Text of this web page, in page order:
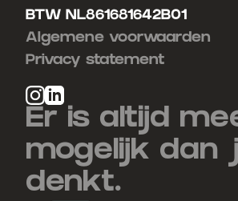
BTW NL861681642B01
Algemene voorwaarden
Privacy statement
Er is altijd
mogelijk dan
denkt.